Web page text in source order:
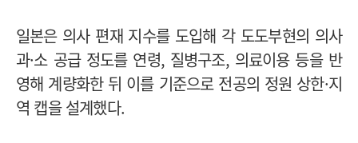
일본은 의사 편재 지수를 도입해 각 도도부현의 의사
과·소 공급 정도를 연령, 질병구조, 의료이용 등을 반
영해 계량화한 뒤 이를 기준으로 전공의 정원 상한·지
역 캡을 설계했다.